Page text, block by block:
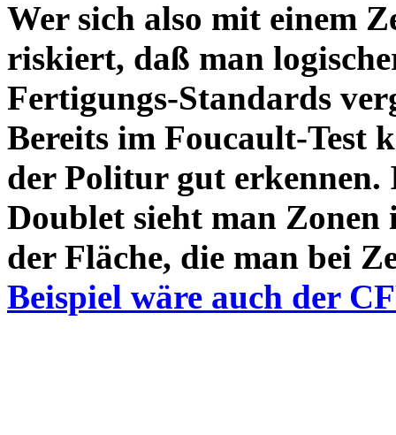
Wer sich also mit einem
riskiert, daß man
Fertigungs-Standards
Bereits im Foucault-Test
der Politur gut
Doublet sieht man Zonen
der Fläche, die man bei
Beispiel wäre auch der